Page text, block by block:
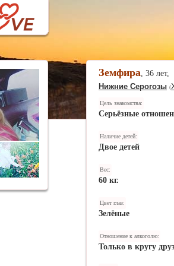
Земфира, 36 лет,
Нижние Серогозы (
Цель знакомства:
Серьёзные
Наличие детей:
Двое детей
Вес:
60 кг.
Цвет глаз:
Зелёные
Отношение к алкоголю:
Только в кругу